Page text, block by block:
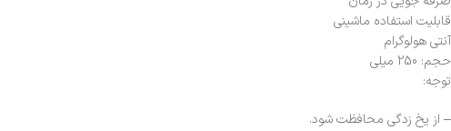
قابلیت استفاده ماشینی
آنتی هولوگرام
حجم: 250 میلی
توجه:
– از یخ زدگی محافظت شود.